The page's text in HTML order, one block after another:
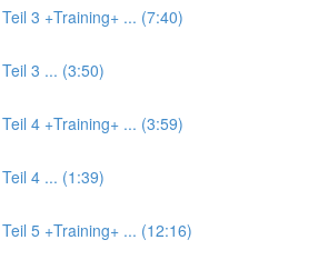
3 +Training+ ... (7:40)
3 ... (3:50)
4 +Training+ ... (3:59)
4 ... (1:39)
5 +Training+ ... (12:16)